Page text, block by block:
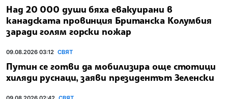
Над 20 000 души бяха евакуирани в
канадската провинция Британска Колумбия
заради голям горски пожар
09.08.2026 03:12 СВЯТ
Путин се готви да мобилизира още стотици
хиляди руснаци, заяви президентът Зеленски